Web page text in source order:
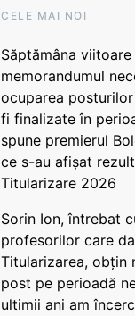
CELE MAI NOI
Săptămâna
memorandumul
ocuparea
fi finalizate în
spune premierul
ce s-au afișat
Titularizare 2026
Sorin Ion, întrebat
profesorilor care
Titularizarea, obțin
post pe perioadă
ultimii ani am